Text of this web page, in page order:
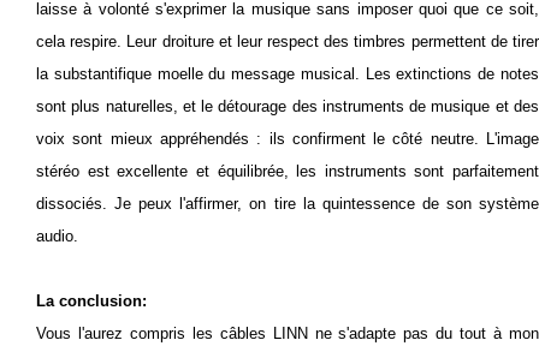
laisse à volonté s'exprimer la musique sans imposer quoi que ce soit,
cela respire. Leur droiture et leur respect des timbres permettent de tirer
la substantifique moelle du message musical. Les extinctions de notes
sont plus naturelles, et le détourage des instruments de musique et des
voix sont mieux appréhendés : ils confirment le côté neutre. L'image
stéréo est excellente et équilibrée, les instruments sont parfaitement
dissociés.Je peux l'affirmer, on tire la quintessence de son système
audio.
La conclusion:
Vous l'aurez compris les câbles LINN ne s'adapte pas du tout à mon